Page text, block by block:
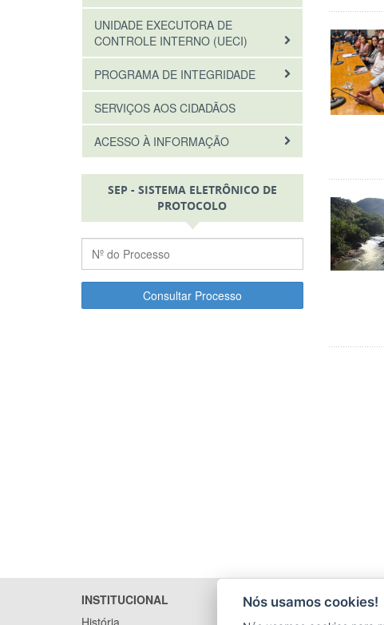
UNIDADE EXECUTORA DE
CONTROLE INTERNO (UECI)
PROGRAMA DE INTEGRIDADE
SERVIÇOS AOS CIDADÃOS
ACESSO À INFORMAÇÃO
SEP - SISTEMA ELETRÔNICO DE
PROTOCOLO
Consultar Processo
INSTITUCIONAL
História
LICITAÇÕES
Arquivo
Nós usamos cookies!